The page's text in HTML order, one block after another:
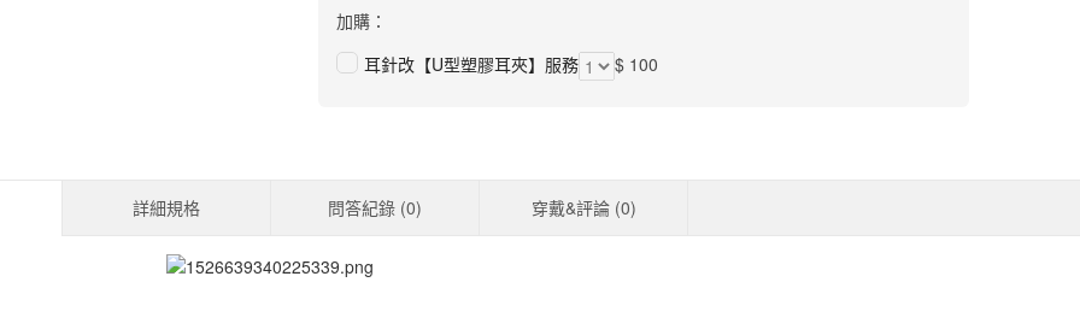
加購：
耳針改【U型塑膠耳夾】服務
$ 100
詳細規格 問答紀錄 (0) 穿戴&評論 (0)